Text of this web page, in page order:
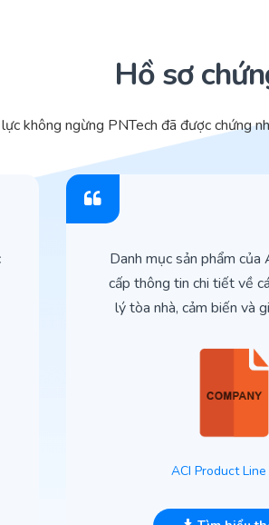
Hồ sơ
không ngừng PNTech đã được chứng
Danh mục sản phẩm của
cấp thông tin chi tiết về
lý tòa nhà, cảm biến và
ACI Product Line